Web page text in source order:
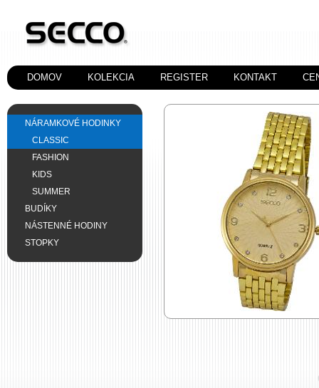
DOMOV KOLEKCIA REGISTER KONTAKT
NÁRAMKOVÉ HODINKY
CLASSIC
FASHION
KIDS
SUMMER
BUDÍKY
NÁSTENNÉ HODINY
STOPKY